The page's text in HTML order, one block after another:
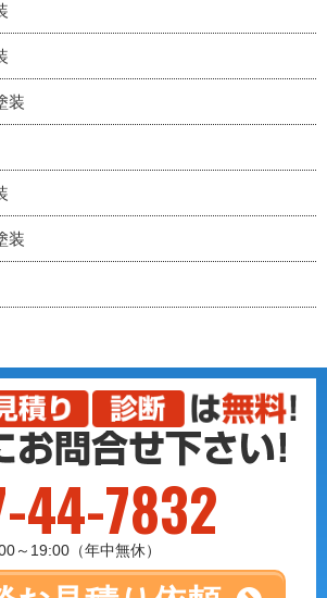
装
装
44-7832
～19:00（年中無休）